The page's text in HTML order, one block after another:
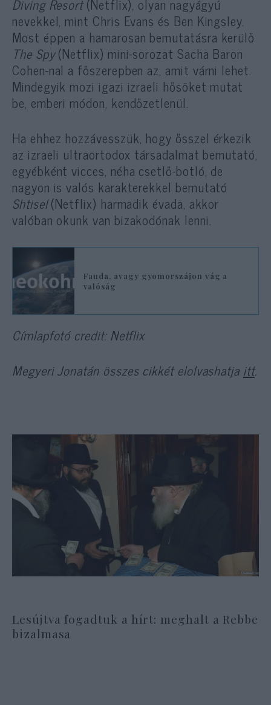
Diving Resort(Netflix), olyan nagyágyú
nevekkel, mint Chris Evans és Ben Kingsley.
Most éppen a hamarosan bemutatásra kerülő
The Spy(Netflix) mini-sorozat Sacha Baron
Cohen-nal a főszerepben az, amit várni lehet.
Mindegyik mozi igazi izraeli hősöket mutat
be, emberi módon, kendőzetlenül.
Ha ehhez hozzávesszük, hogy ősszel érkezik
az izraeli ultraortodox társadalmat bemutató,
egyébként vicces, néha csetlő-botló, de
nagyon is valós karakterekkel bemutató
Shtisel(Netflix) harmadik évada, akkor
valóban okunk van bizakodónak lenni.
Fauda, avagy gyomorszájon vág a
valóság
Címlapfotó credit: Netflix
Megyeri Jonatán összes cikkét elolvashatja itt.
Lesújtva fogadtuk a hírt: meghalt a Rebbe
bizalmasa